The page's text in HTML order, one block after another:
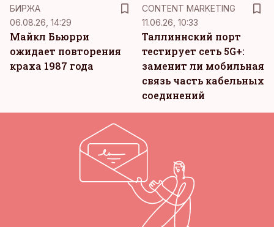
БИРЖА
06.08.26, 14:29
Майкл Бьюрри
ожидает повторения
краха 1987 года
CONTENT MARKETING
11.06.26, 10:33
Таллиннский порт
тестирует сеть 5G+:
заменит ли мобильная
связь часть кабельных
соединений